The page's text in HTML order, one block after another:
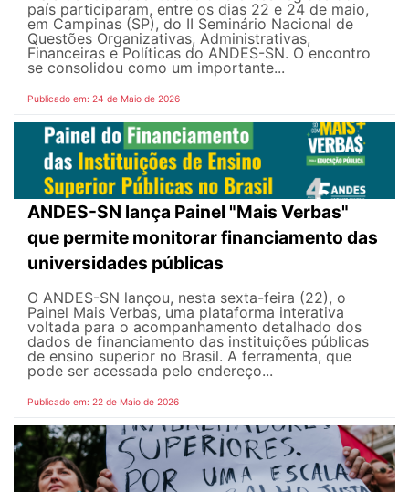
país participaram, entre os dias 22 e 24 de maio,
em Campinas (SP), do II Seminário Nacional de
Questões Organizativas, Administrativas,
Financeiras e Políticas do ANDES-SN. O encontro
se consolidou como um importante...
Publicado em: 24 de Maio de 2026
ANDES-SN lança Painel "Mais Verbas"
que permite monitorar financiamento das
universidades públicas
O ANDES-SN lançou, nesta sexta-feira (22), o
Painel Mais Verbas, uma plataforma interativa
voltada para o acompanhamento detalhado dos
dados de financiamento das instituições públicas
de ensino superior no Brasil. A ferramenta, que
pode ser acessada pelo endereço...
Publicado em: 22 de Maio de 2026